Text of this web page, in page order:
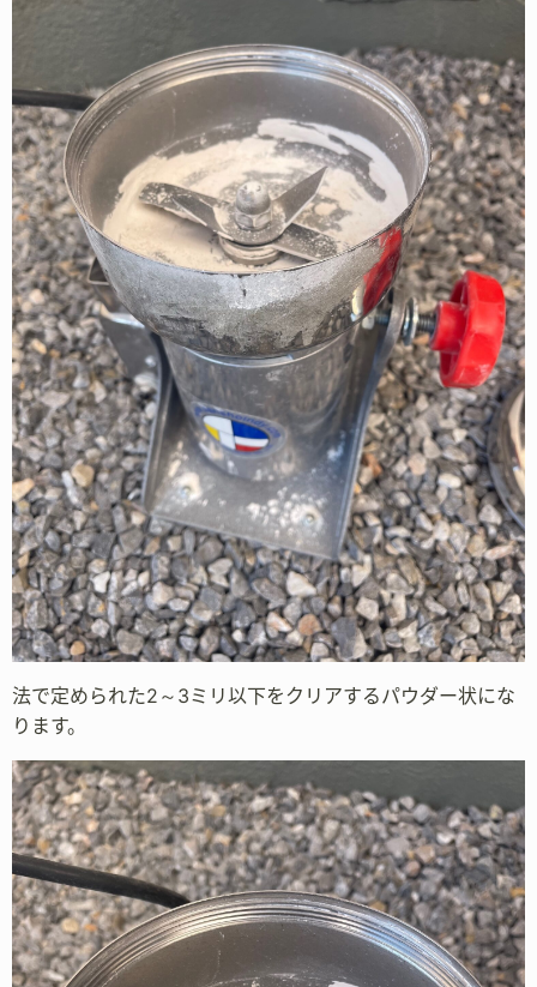
法で定められた2～3ミリ以下をクリアするパウダー状にな
ります。